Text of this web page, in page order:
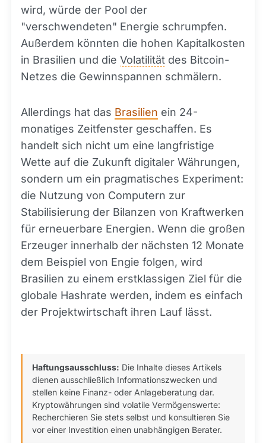
wird, würde der Pool der
"verschwendeten" Energie schrumpfen.
Außerdem könnten die hohen Kapitalkosten
in Brasilien und die Volatilität des Bitcoin-
Netzes die Gewinnspannen schmälern.
Allerdings hat das Brasilien ein 24-
monatiges Zeitfenster geschaffen. Es
handelt sich nicht um eine langfristige
Wette auf die Zukunft digitaler Währungen,
sondern um ein pragmatisches Experiment:
die Nutzung von Computern zur
Stabilisierung der Bilanzen von Kraftwerken
für erneuerbare Energien. Wenn die großen
Erzeuger innerhalb der nächsten 12 Monate
dem Beispiel von Engie folgen, wird
Brasilien zu einem erstklassigen Ziel für die
globale Hashrate werden, indem es einfach
der Projektwirtschaft ihren Lauf lässt.
Haftungsausschluss: Die Inhalte dieses Artikels
dienen ausschließlich Informationszwecken und
stellen keine Finanz- oder Anlageberatung dar.
Kryptowährungen sind volatile Vermögenswerte:
Recherchieren Sie stets selbst und konsultieren Sie
vor einer Investition einen unabhängigen Berater.